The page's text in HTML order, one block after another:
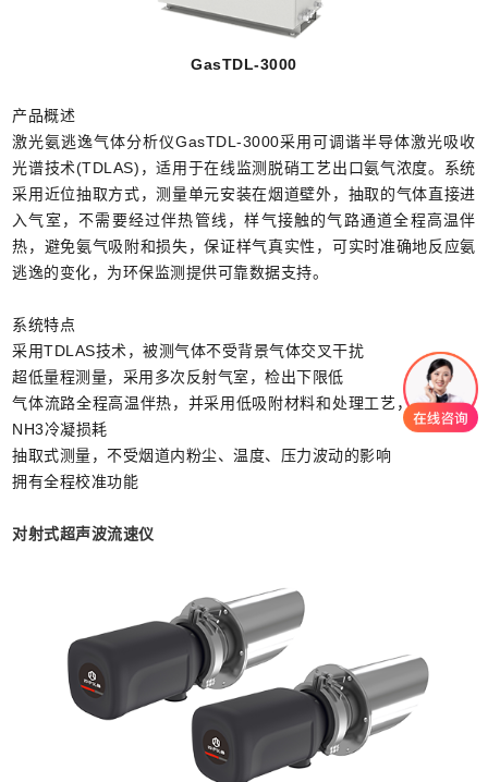
GasTDL-3000
产品概述
激光氨逃逸气体分析仪GasTDL-3000采用可调谐半导体激光吸收
光谱技术(TDLAS)，适用于在线监测脱硝工艺出口氨气浓度。系统
采用近位抽取方式，测量单元安装在烟道壁外，抽取的气体直接进
入气室，不需要经过伴热管线，样气接触的气路通道全程高温伴
热，避免氨气吸附和损失，保证样气真实性，可实时准确地反应氨
逃逸的变化，为环保监测提供可靠数据支持。
系统特点
采用TDLAS技术，被测气体不受背景气体交叉干扰
超低量程测量，采用多次反射气室，检出下限低
气体流路全程高温伴热，并采用低吸附材料和处理工艺，有效避免
NH3冷凝损耗
抽取式测量，不受烟道内粉尘、温度、压力波动的影响
拥有全程校准功能
对射式超声波流速仪